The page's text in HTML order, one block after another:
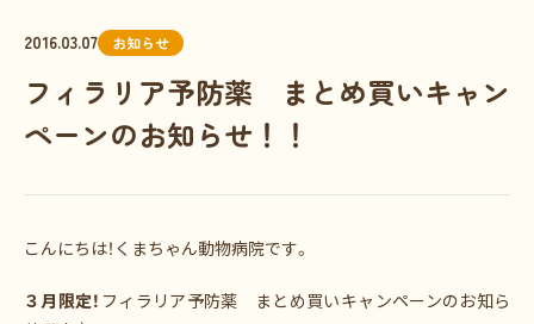
2016.03.07 お知らせ
フィラリア予防薬 まとめ買いキャン
ペーンのお知らせ！！
こんにちは！くまちゃん動物病院です。
３月限定！ フィラリア予防薬 まとめ買いキャンペーンのお知ら